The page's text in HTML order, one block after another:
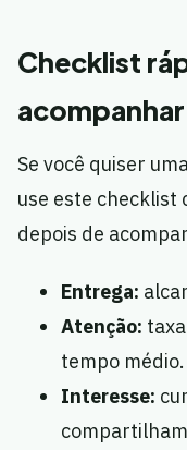
Checklist
Se você quiser
use este checklist
depois de
Entrega:
Atenção:
tempo médio.
Interesse: